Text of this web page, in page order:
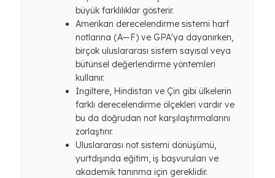
büyük farklılıklar gösterir.
Amerikan derecelendirme sistemi harf
notlarına (A—F) ve GPA'ya dayanırken,
birçok uluslararası sistem sayısal veya
bütünsel değerlendirme yöntemleri
kullanır.
İngiltere, Hindistan ve Çin gibi ülkelerin
farklı derecelendirme ölçekleri vardır ve
bu da doğrudan not karşılaştırmalarını
zorlaştırır.
Uluslararası not sistemi dönüşümü,
yurtdışında eğitim, iş başvuruları ve
akademik tanınma için gereklidir.